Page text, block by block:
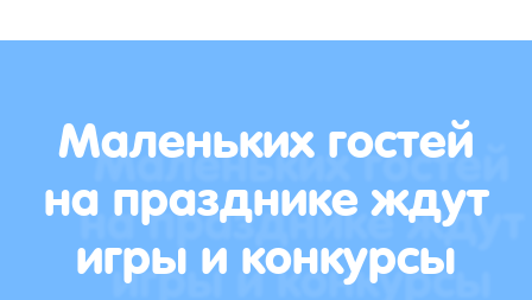
Маленьких гостей
на празднике ждут
игры и конкурсы